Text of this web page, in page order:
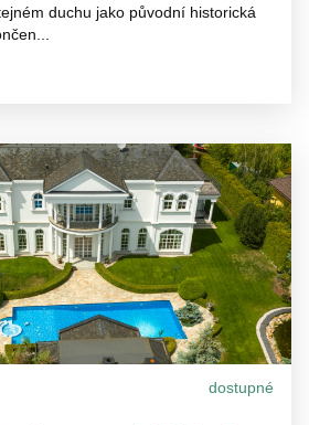
duchu jako původní historická
dostupné